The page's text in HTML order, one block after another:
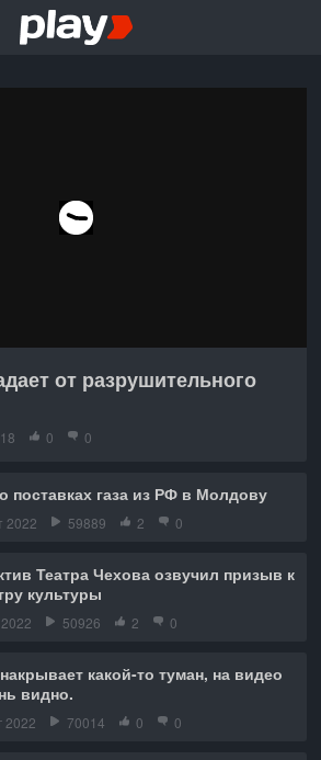
от разрушительного
0 0
поставках газа из РФ в Молдову
2022 59889 2 0
Театра Чехова озвучил призыв к
культуры
50926 2 0
какой-то туман, на видео
видно.
2022 70014 0 0